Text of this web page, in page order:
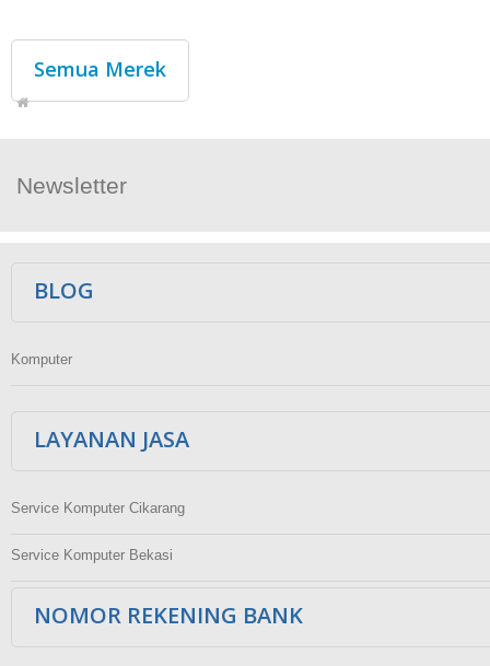
Semua Merek
Newsletter
BLOG
Komputer
LAYANAN JASA
Service Komputer Cikarang
Service Komputer Bekasi
NOMOR REKENING BANK